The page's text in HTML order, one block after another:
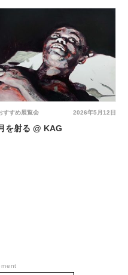
2026年5月12日
すすめ展覧会
を射る @ KAG